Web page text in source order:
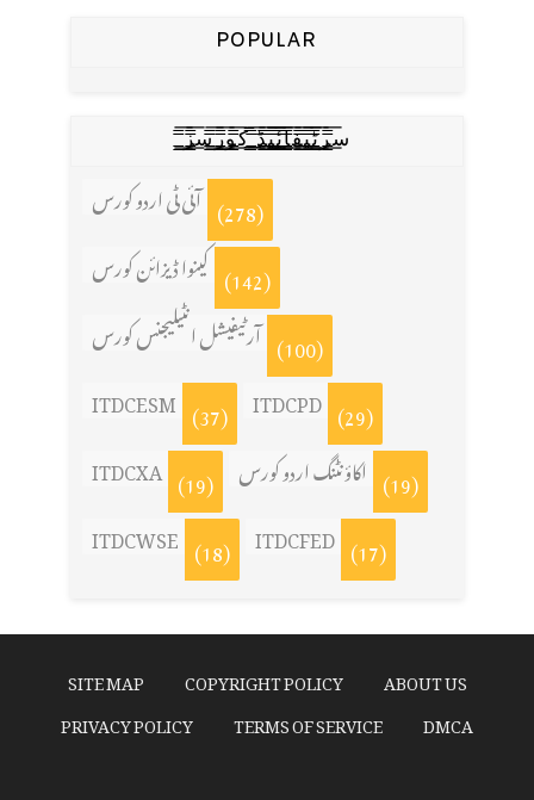
POPULAR
س̳̿͟͞ر̳̿͟͞ٹ̳̿͟͞ی̳̿͟͞ف̳̿͟͞ا̳̿͟͞ي̳̳̿ٔ̿͟͟͞͞ی̳̿͟͞ڈ̳̿͟͞ ̳̿͟͞ک̳̿͟͞و̳̿͟͞ر̳̿͟͞س̳̿͟͞ز̳̿͟͞
آئی ٹی اردو کورس (278)
کینوا ڈیزائن کورس (142)
آرٹیفیشل انٹیلیجنس کورس (100)
ITDCESM (37) ITDCPD (29)
ITDCXA (19) اکاؤنٹنگ اردو کورس (19)
ITDCWSE (18) ITDCFED (17)
ABOUT US
COPYRIGHT POLICY
SITE MAP
DMCA
TERMS OF SERVICE
PRIVACY POLICY